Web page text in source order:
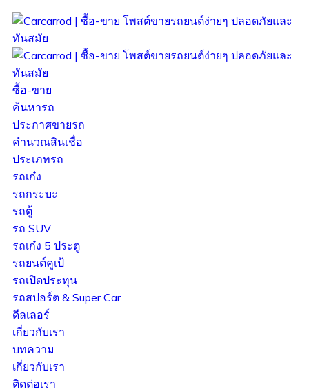
ซื้อ-ขาย
ค้นหารถ
ประกาศขายรถ
คำนวณสินเชื่อ
ประเภทรถ
รถเก๋ง
รถกระบะ
รถตู้
รถ SUV
รถเก๋ง 5 ประตู
รถยนต์คูเป้
รถเปิดประทุน
รถสปอร์ต & Super Car
ดีลเลอร์
เกี่ยวกับเรา
บทความ
เกี่ยวกับเรา
ติดต่อเรา